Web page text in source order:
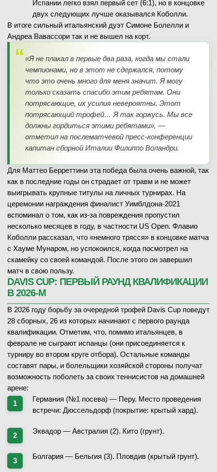
2-й сет 5-7
08.02.2026
ЗАВЕРШЁН
—
R. Bennani(524)
N. Mejia(169)
1-й сет 1-
2-й сет 6-4
3-й сет 2-6
08.02.2026 —
D. Adeleye (1971)
K. Sultanov (813)
—
08.02.2026
ЗАВЕРШЁН
—
A. Krivokapic
2-й сет
ЗАВЕРШЁН
Испании легко взял первый сет (6:1), но в концовке
двух следующих лучше оказывался Коболли.
В итоге сильный итальянский дуэт Симоне Болелли и
Андреа Вавассори так и не вышел на корт.
«Я не плакал в первые два раза, когда мы стали
чемпионами, но в этот не сдержался, потому
что это очень много для меня значит. Я могу
только сказать спасибо этим ребятам. Они
потрясающие, их усилия невероятны. Этот
потрясающий трофей… Я так горжусь. Мы все
должны гордиться этими ребятами», —
отметил на послематчевой пресс-конференции
капитан сборной Италии Филиппо Воландри.
Для Маттео Берреттини эта победа была очень важной, так
как в последние годы он страдает от травм и не может
выигрывать крупные титулы на личных турнирах. На
церемонии награждения финалист Уимблдона-2021
вспоминал о том, как из-за повреждения пропустил
несколько месяцев в году, в частности US Open. Флавио
Коболли рассказал, что «немного трясся» в концовке матча
с Хауме Мунаром, но успокоился, когда посмотрел на
скамейку со своей командой. После этого он завершил
матч в свою пользу.
DAVIS CUP: ПЕРВЫЙ РАУНД КВАЛИФИКАЦИИ
В 2026-М
В 2026 году борьбу за очередной трофей Davis Cup поведут
28 сборных, 26 из которых начинают с первого раунда
квалификации. Отметим, что, помимо итальянцев, в
феврале не сыграют испанцы (они присоединяется к
турниру во втором круге отбора). Остальные команды
составят пары, и болельщики хозяйской стороны получат
возможность поболеть за своих теннисистов на домашней
арене:
Германия (№1 посева) — Перу. Место проведения
встречи: Дюссельдорф (покрытие: крытый хард).
Эквадор — Австралия (2). Кито (грунт).
Болгария — Бельгия (3). Пловдив (крытый грунт).